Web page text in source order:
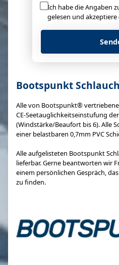
Ich habe die Angaben
gelesen und akzeptiere
Bootspunkt
Alle von Bootspunkt®
CE-Seetauglichkeitseinstufung
(Windstärke/Beaufort bis 6). Alle
einer belastbaren 0,7mm PVC
Alle aufgelisteten Bootspunkt
lieferbar. Gerne beantworten wir
einem persönlichen Gespräch,
zu finden.